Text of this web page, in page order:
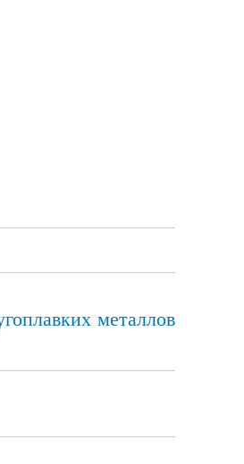
металлов